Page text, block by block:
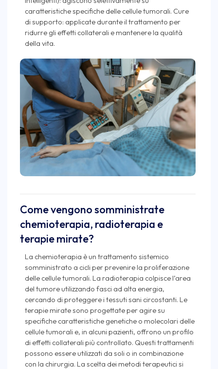
caratteristiche specifiche delle cellule tumorali. Cure
di supporto: applicate durante il trattamento per
ridurre gli effetti collaterali e mantenere la qualità
della vita.
Come vengono somministrate
chemioterapia, radioterapia e
terapie mirate?
La chemioterapia è un trattamento sistemico
somministrato a cicli per prevenire la proliferazione
delle cellule tumorali. La radioterapia colpisce l’area
del tumore utilizzando fasci ad alta energia,
cercando di proteggere i tessuti sani circostanti. Le
terapie mirate sono progettate per agire su
specifiche caratteristiche genetiche o molecolari delle
cellule tumorali e, in alcuni pazienti, offrono un profilo
di effetti collaterali più controllato. Questi trattamenti
possono essere utilizzati da soli o in combinazione
con la chirurgia. La scelta dei metodi terapeutici si